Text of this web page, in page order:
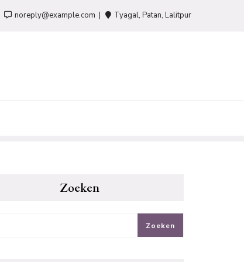
noreply@example.com Tyagal, Patan, Lalitpur
Zoeken
Zoeken